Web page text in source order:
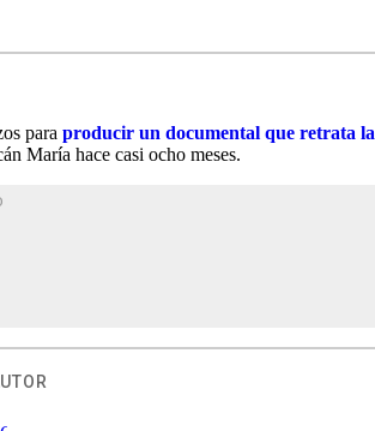
paraproducir un documental que retrata la
María hace casi ocho meses.